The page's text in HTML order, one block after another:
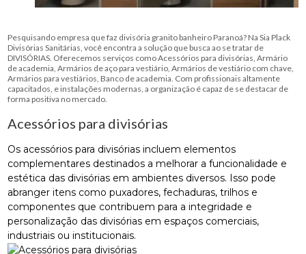
Pesquisando empresa que faz divisória granito banheiro Paranoá? Na Sia Plack
Divisórias Sanitárias, você encontra a solução que busca ao se tratar de
DIVISÓRIAS. Oferecemos serviços como Acessórios para divisórias, Armário
de academia, Armários de aço para vestiário, Armários de vestiário com chave,
Armários para vestiários, Banco de academia. Com profissionais altamente
capacitados, e instalações modernas, a organização é capaz de se destacar de
forma positiva no mercado.
Acessórios para divisórias
Os acessórios para divisórias incluem elementos
complementares destinados a melhorar a funcionalidade e
estética das divisórias em ambientes diversos. Isso pode
abranger itens como puxadores, fechaduras, trilhos e
componentes que contribuem para a integridade e
personalização das divisórias em espaços comerciais,
industriais ou institucionais.